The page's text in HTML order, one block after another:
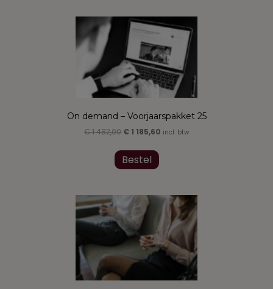
On demand – Voorjaarspakket 25
€1 482,00 Oorspronkelijke
was:
€ 1
482,00.
€ 1 185,60 Huidige
incl. btw
Bestel